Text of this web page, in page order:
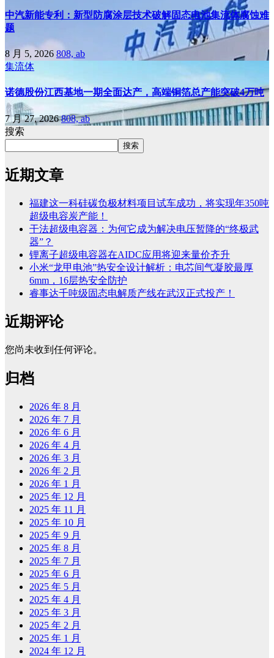
中汽新能专利：新型防腐涂层技术破解固态电池集流体腐蚀难
题
8 月 5, 2026 808, ab
集流体
诺德股份江西基地一期全面达产，高端铜箔总产能突破4万吨
7 月 27, 2026808, ab
搜索
搜索
近期文章
福建这一科硅碳负极材料项目试车成功，将实现年350吨
超级电容炭产能！
干法超级电容器：为何它成为解决电压暂降的“终极武
器”？
锂离子超级电容器在AIDC应用将迎来量价齐升
小米“龙甲电池”热安全设计解析：电芯间气凝胶最厚
6mm，16层热安全防护
睿事达千吨级固态电解质产线在武汉正式投产！
近期评论
您尚未收到任何评论。
归档
2026 年 8 月
2026 年 7 月
2026 年 6 月
2026 年 4 月
2026 年 3 月
2026 年 2 月
2026 年 1 月
2025 年 12 月
2025 年 11 月
2025 年 10 月
2025 年 9 月
2025 年 8 月
2025 年 7 月
2025 年 6 月
2025 年 5 月
2025 年 4 月
2025 年 3 月
2025 年 2 月
2025 年 1 月
2024 年 12 月